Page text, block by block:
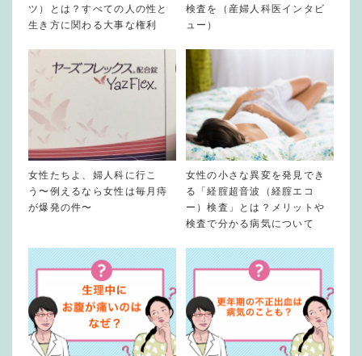
ツ）とは？すべての人の性と
生き方に関わる大事な権利
検査を（産婦人科医インタビ
ュー）
女性たちよ、婦人科に行こ
う〜例えるなら女性は毎月痔
が爆発の件〜
女性の小さな異変を発見でき
る「経腟超音波（経腟エコ
ー）検査」とは？メリットや
検査で分かる病気について